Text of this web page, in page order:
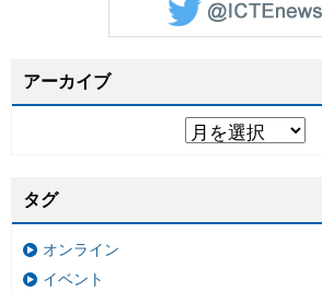
アーカイブ
タグ
オンライン
イベント